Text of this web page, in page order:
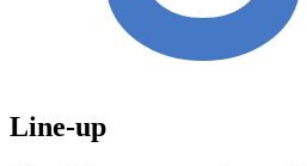
Line-up